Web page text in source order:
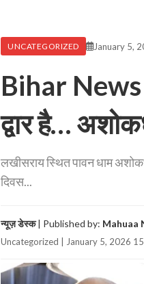
UNCATEGORIZED January 5,
Bihar News
द्वार है…
लखीसराय स्थित पावन धाम
दिवस...
न्यूज़ डेस्क| Published by: Mahuaa
Uncategorized | January 5, 2026